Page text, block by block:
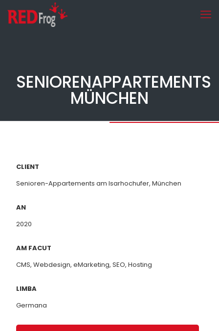
SENIORENAPPARTEMENTS
MÜNCHEN
CLIENT
Senioren-Appartements am Isarhochufer, München
AN
2020
AM FACUT
CMS, Webdesign, eMarketing, SEO, Hosting
LIMBA
Germana